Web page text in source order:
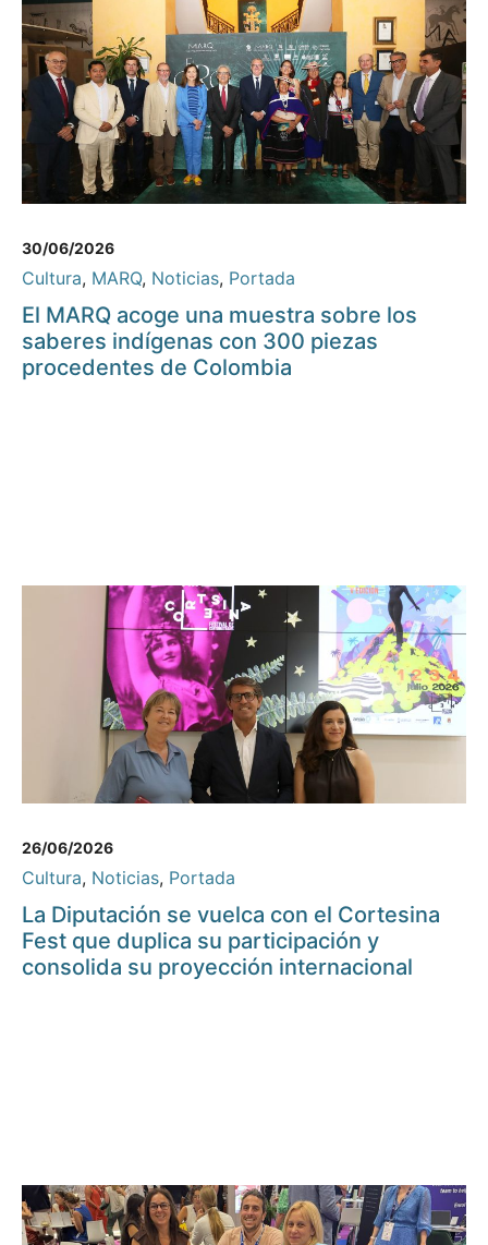
30/06/2026
Cultura, MARQ, Noticias, Portada
El MARQ acoge una muestra sobre los
saberes indígenas con 300 piezas
procedentes de Colombia
26/06/2026
Cultura, Noticias, Portada
La Diputación se vuelca con el Cortesina
Fest que duplica su participación y
consolida su proyección internacional